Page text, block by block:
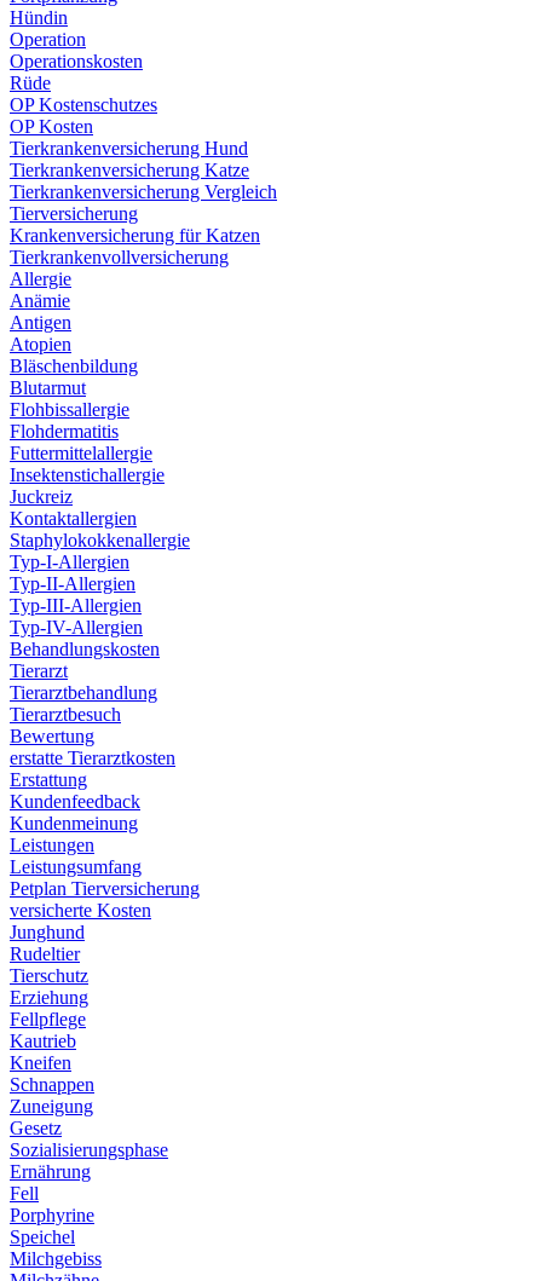
Hündin
Operation
Operationskosten
Rüde
OP Kostenschutzes
OP Kosten
Tierkrankenversicherung Hund
Tierkrankenversicherung Katze
Tierkrankenversicherung Vergleich
Tierversicherung
Krankenversicherung für Katzen
Tierkrankenvollversicherung
Allergie
Anämie
Antigen
Atopien
Bläschenbildung
Blutarmut
Flohbissallergie
Flohdermatitis
Futtermittelallergie
Insektenstichallergie
Juckreiz
Kontaktallergien
Staphylokokkenallergie
Typ-I-Allergien
Typ-II-Allergien
Typ-III-Allergien
Typ-IV-Allergien
Behandlungskosten
Tierarzt
Tierarztbehandlung
Tierarztbesuch
Bewertung
erstatte Tierarztkosten
Erstattung
Kundenfeedback
Kundenmeinung
Leistungen
Leistungsumfang
Petplan Tierversicherung
versicherte Kosten
Junghund
Rudeltier
Tierschutz
Erziehung
Fellpflege
Kautrieb
Kneifen
Schnappen
Zuneigung
Gesetz
Sozialisierungsphase
Ernährung
Fell
Porphyrine
Speichel
Milchgebiss